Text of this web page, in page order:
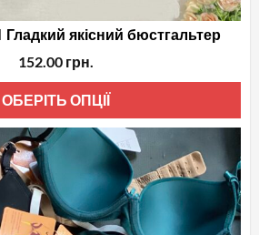
якісний бюстгальтер
152.00 грн.
ОБЕРІТЬ ОПЦІЇ